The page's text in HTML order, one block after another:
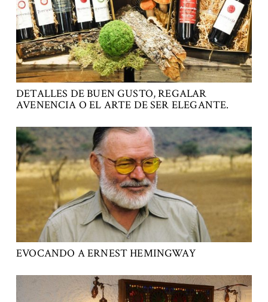
DETALLES DE BUEN GUSTO, REGALAR
AVENENCIA O EL ARTE DE SER ELEGANTE.
EVOCANDO A ERNEST HEMINGWAY